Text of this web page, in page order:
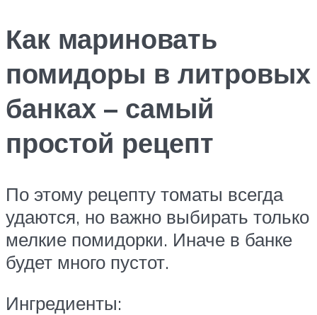
Как мариновать
помидоры в литровых
банках – самый
простой рецепт
По этому рецепту томаты всегда
удаются, но важно выбирать только
мелкие помидорки. Иначе в банке
будет много пустот.
Ингредиенты: